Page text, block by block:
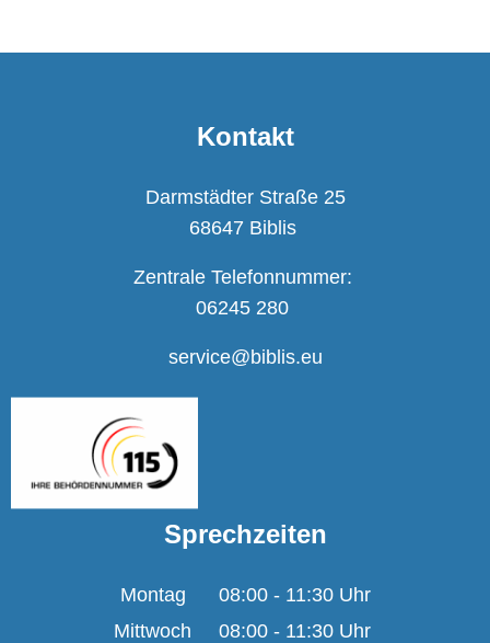
Kontakt
Darmstädter Straße 25
68647 Biblis
Zentrale Telefonnummer:
06245 280
service@biblis.eu
Sprechzeiten
Montag 08:00- 11:30Uhr
Von 08:00 bis 11:30
Mittwoch 08:00- 11:30Uhr